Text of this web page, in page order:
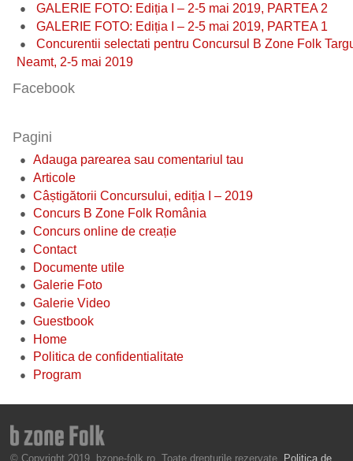
GALERIE FOTO: Ediția I – 2-5 mai 2019, PARTEA 2
GALERIE FOTO: Ediția I – 2-5 mai 2019, PARTEA 1
Concurentii selectati pentru Concursul B Zone Folk
Neamt, 2-5 mai 2019
Facebook
Pagini
Adauga parearea sau comentariul tau
Articole
Câștigătorii Concursului, ediția I – 2019
Concurs B Zone Folk România
Concurs online de creație
Contact
Documente utile
Galerie Foto
Galerie Video
Guestbook
Home
Politica de confidentialitate
Program
© Copyright 2019, bzone-folk.ro. Toate drepturile rezervate. Politica de